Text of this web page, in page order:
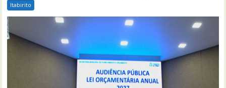
Itabirito